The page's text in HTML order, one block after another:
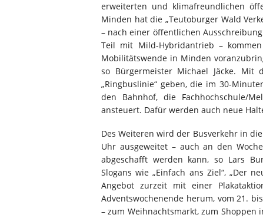
erweiterten und klimafreundlichen
Minden hat die „Teutoburger Wald
– nach einer öffentlichen
Teil mit Mild-Hybridantrieb –
Mobilitätswende in Minden
so Bürgermeister Michael Jäcke.
„Ringbuslinie“ geben, die im 30-
den Bahnhof, die Fachhochschule/
ansteuert. Dafür werden auch neue
Des Weiteren wird der Busverkehr in
Uhr ausgeweitet – auch an den
abgeschafft werden kann, so Lars
Slogans wie „Einfach ans Ziel“, „Der
Angebot zurzeit mit einer
Adventswochenende herum, vom 21.
– zum Weihnachtsmarkt, zum